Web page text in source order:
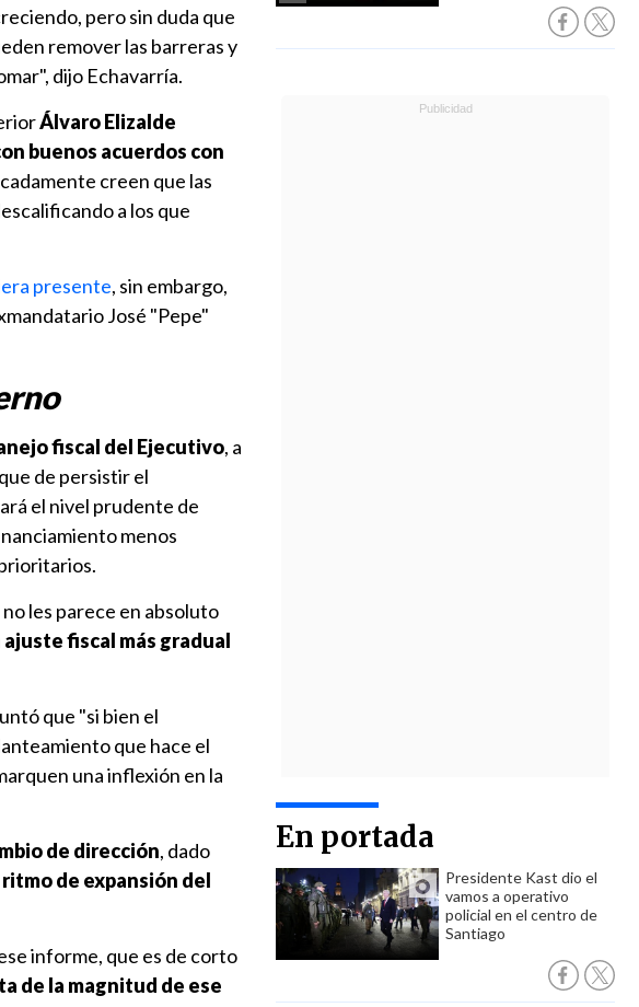
En portada
Presidente Kast dio el
vamos a operativo
policial en el centro de
Santiago
pero sin duda que
remover las barreras y
dijo Echavarría.
Álvaro Elizalde
buenos acuerdos con
creen que las
a los que
presente, sin embargo,
José "Pepe"
fiscal del Ejecutivo, a
de persistir el
el nivel prudente de
menos
les parece en absoluto
ajuste fiscal más gradual
que "si bien el
que hace el
una inflexión en la
de dirección, dado
de expansión del
informe, que es de corto
de la magnitud de ese